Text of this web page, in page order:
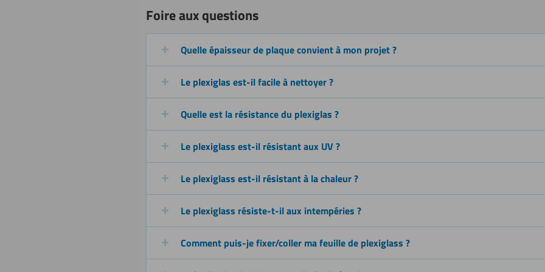
circulaire)
Découpe à
l’eau
Découper
Revêtir Soudage
Foire aux questions
Quelle épaisseur de plaque convient à mon projet ?
Le plexiglas est-il facile à nettoyer ?
Quelle est la résistance du plexiglas ?
Le plexiglass est-il résistant aux UV ?
Le plexiglass est-il résistant à la chaleur ?
Le plexiglass résiste-t-il aux intempéries ?
Comment puis-je fixer/coller ma feuille de plexiglass ?